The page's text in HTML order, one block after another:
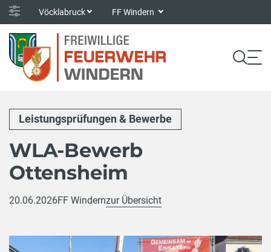
Vöcklabruck FF Windern
Leistungsprüfungen & Bewerbe
WLA-Bewerb
Ottensheim
20.06.2026FF Windernzur Übersicht